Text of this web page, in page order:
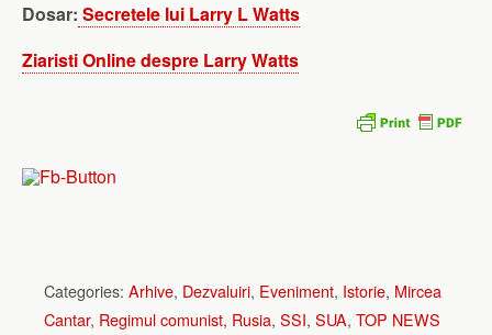
Dosar: Secretele lui Larry L Watts
Ziaristi Online despre Larry Watts
Categories: Arhive, Dezvaluiri, Eveniment, Istorie, Mircea
Cantar, Regimul comunist, Rusia, SSI, SUA, TOP NEWS